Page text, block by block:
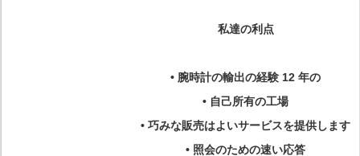
私達の利点
• 腕時計の輸出の経験 12 年の
• 自己所有の工場
• 巧みな販売はよいサービスを提供します
• 照会のための速い応答